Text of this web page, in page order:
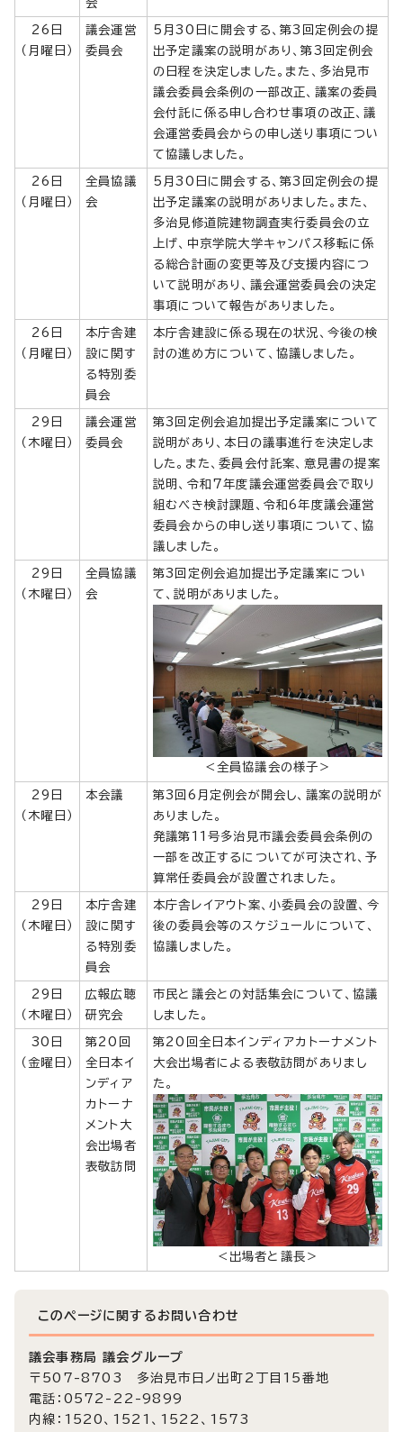
26日
（月曜日）
議会運営
委員会
5月30日に開会する、第3回定例会の提
出予定議案の説明があり、第3回定例会
の日程を決定しました。また、多治見市
議会委員会条例の一部改正、議案の委員
会付託に係る申し合わせ事項の改正、議
会運営委員会からの申し送り事項につい
て協議しました。
26日
（月曜日）
全員協議
会
5月30日に開会する、第3回定例会の提
出予定議案の説明がありました。また、
多治見修道院建物調査実行委員会の立
上げ、中京学院大学キャンパス移転に係
る総合計画の変更等及び支援内容につ
いて説明があり、議会運営委員会の決定
事項について報告がありました。
26日
（月曜日）
本庁舎建
設に関す
る特別委
員会
本庁舎建設に係る現在の状況、今後の検
討の進め方について、協議しました。
29日
（木曜日）
議会運営
委員会
第3回定例会追加提出予定議案について
説明があり、本日の議事進行を決定しま
した。また、委員会付託案、意見書の提案
説明、令和7年度議会運営委員会で取り
組むべき検討課題、令和6年度議会運営
委員会からの申し送り事項について、協
議しました。
29日
（木曜日）
全員協議
会
第3回定例会追加提出予定議案につい
て、説明がありました。
＜全員協議会の様子＞
29日
（木曜日）
本会議
第3回6月定例会が開会し、議案の説明が
ありました。
発議第11号多治見市議会委員会条例の
一部を改正するについてが可決され、予
算常任委員会が設置されました。
29日
（木曜日）
本庁舎建
設に関す
る特別委
員会
本庁舎レイアウト案、小委員会の設置、今
後の委員会等のスケジュールについて、
協議しました。
29日
（木曜日）
広報広聴
研究会
市民と議会との対話集会について、協議
しました。
30日
（金曜日）
第20回
全日本イ
ンディア
カトーナ
メント大
会出場者
表敬訪問
第20回全日本インディアカトーナメント
大会出場者による表敬訪問がありまし
た。
＜出場者と議長＞
このページに関する お問い合わせ
議会事務局 議会グループ
〒507-8703 多治見市日ノ出町2丁目15番地
電話：0572-22-9899
内線：1520、1521、1522、1573